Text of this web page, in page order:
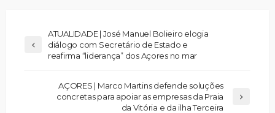
ATUALIDADE | José Manuel Bolieiro elogia
diálogo com Secretário de Estado e
reafirma “liderança” dos Açores no mar
AÇORES | Marco Martins defende soluções
concretas para apoiar as empresas da Praia
da Vitória e da ilha Terceira